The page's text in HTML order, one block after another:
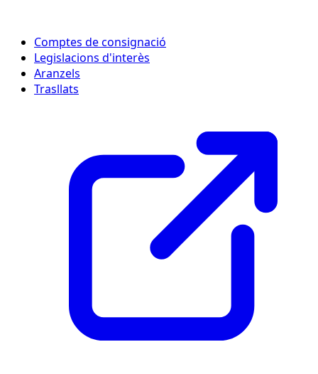
Comptes de consignació
Legislacions d'interès
Aranzels
Trasllats